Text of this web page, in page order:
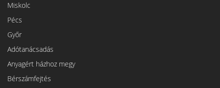
Miskolc
Pécs
Győr
Adótanácsadás
Anyagért házhoz megy
Bérszámfejtés